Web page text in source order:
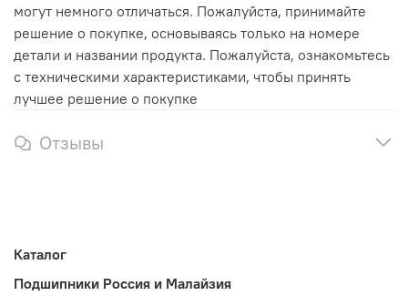
могут немного отличаться. Пожалуйста, принимайте
решение о покупке, основываясь только на номере
детали и названии продукта. Пожалуйста, ознакомьтесь
с техническими характеристиками, чтобы принять
лучшее решение о покупке
Отзывы
Каталог
Подшипники Россия и Малайзия